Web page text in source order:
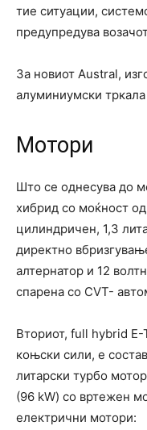
тие ситуации,
предупредува
За новиот Аustral,
алуминиумски
Мотори
Што се однесува до
хибрид со моќност
цилиндричен, 1,3
директно
алтернатор и 12
спарена со CVT-
Вториот, full hybrid
коњски сили, е
литарски турбо
(96 kW) со вртежен
електрични мотори: